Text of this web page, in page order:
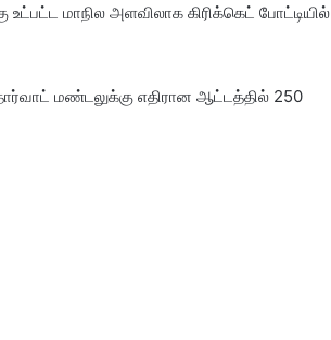
உட்பட்ட மாநில அளவிலாக கிரிக்கெட் போட்டியில்
மண்டலுக்கு எதிரான ஆட்டத்தில் 250